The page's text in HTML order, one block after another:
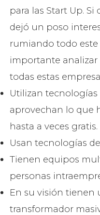
para las Start Up.
dejó un poso
rumiando todo
importante
todas estas
Utilizan tecnologías
aprovechan lo que
hasta a veces gratis.
Usan tecnologías
Tienen equipos
personas
En su visión tienen
transformador